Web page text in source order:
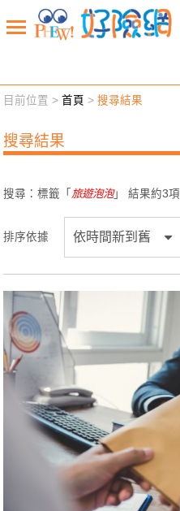
新聞觀點 業務交流
退休先準備 好險學堂
目前位置 >首頁 >搜尋結果
搜尋結果
搜尋：標籤「 旅遊泡泡」 結果約3項
排序依據